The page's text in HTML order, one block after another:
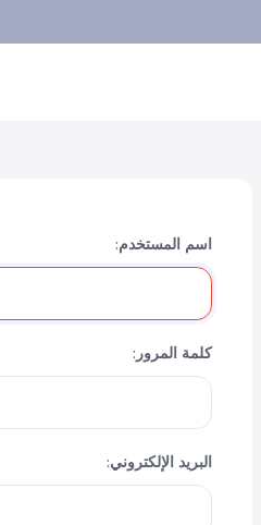
اسم المستخدم:
كلمة المرور:
البريد الإلكتروني: